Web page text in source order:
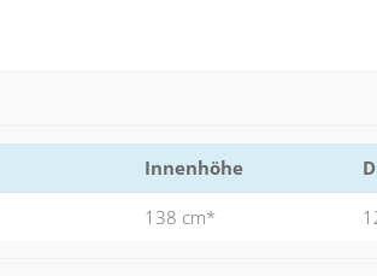
Innenhöhe
138 cm*